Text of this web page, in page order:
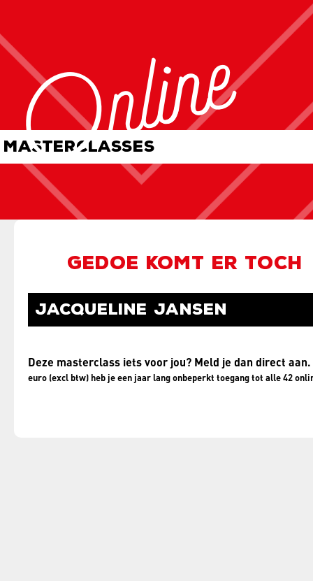
Online
MASTERCLASSES
GEDOE KOMT ER TOCH
JACQUELINE JANSEN
Deze masterclass iets voor jou? Meld je dan direct aan.
euro (excl btw) heb je een jaar lang onbeperkt toegang tot alle 42